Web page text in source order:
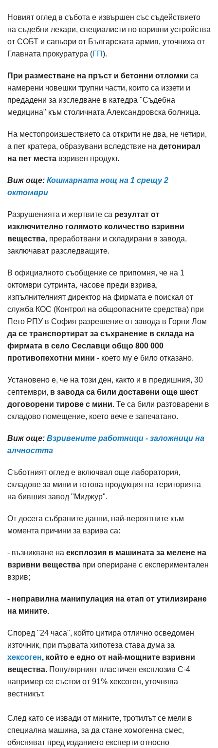
Новият оглед в събота е извършен със съдействието
на съдебни лекари, специалисти по взривни устройства
от СОБТ и сапьори от Българската армия, уточниха от
Главната прокуратура (ГП).
При разместване на пръст и бетонни отломки са
намерени човешки трупни части, които са иззети и
предадени за изследване в катедра "Съдебна
медицина" към столичната Александровска болница.
На местопроизшествието са открити не два, не четири,
а пет кратера, образувани вследствие на детонирал
на пет места взривен продукт.
Виж още: Кошмарната нощ на 1 срещу 2
октомври
Разрушенията и жертвите са резултат от
изключително голямото количество взривни
вещества, преработвани и складирани в завода,
заключават разследващите.
В официалното съобщение се припомня, че на 1
октомври сутринта, часове преди взрива,
изпълнителният директор на фирмата е поискал от
служба КОС (Контрол на общоопасните средства) при
Пето РПУ в София разрешение от завода в Горни Лом
да се транспортират за съхранение в склада на
фирмата в село Сеславци общо 800 000
противопехотни мини - което му е било отказано.
Установено е, че на този ден, както и в предишния, 30
септември, в завода са били доставени още шест
договорени тирове с мини. Те са били разтоварени в
складово помещение, което вече е запечатано.
Виж още: Взривените работници - заложници на
алчността
Съботният оглед е включвал още лаборатория,
складове за мини и готова продукция на територията
на бившия завод "Миджур".
От досега събраните данни, най-вероятните към
момента причини за взрива са:
- възникване на експлозия в машината за мелене на
взривни вещества при опериране с експериментален
взрив;
- неправилна манипулация на етап от утилизиране
на мините.
Според "24 часа", който цитира отлично осведомен
източник, при първата хипотеза става дума за
хексоген, който е едно от най-мощните взривни
вещества. Популярният пластичен експлозив С-4
например се състои от 91% хексоген, уточнява
вестникът.
След като се извади от мините, тротилът се мели в
специална машина, за да стане хомогенна смес,
обясняват пред изданието експерти относно